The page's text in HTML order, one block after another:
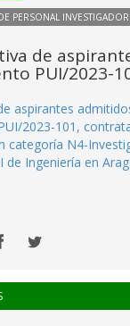
PERSONAL INVESTIGADOR
de
PUI/2023-
aspirantes
2023-101,
categoría N4-
de Ingeniería en